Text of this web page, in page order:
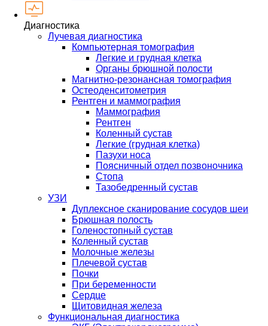
Диагностика
Лучевая диагностика
Компьютерная томография
Легкие и грудная клетка
Органы брюшной полости
Магнитно-резонансная томография
Остеоденситометрия
Рентген и маммография
Маммография
Рентген
Коленный сустав
Легкие (грудная клетка)
Пазухи носа
Поясничный отдел позвоночника
Стопа
Тазобедренный сустав
УЗИ
Дуплексное сканирование сосудов шеи
Брюшная полость
Голеностопный сустав
Коленный сустав
Молочные железы
Плечевой сустав
Почки
При беременности
Сердце
Щитовидная железа
Функциональная диагностика